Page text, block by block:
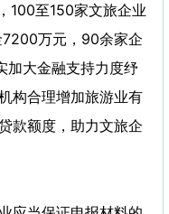
100至150家文旅企业
万元，90余家企
加大金融支持力度纾
构合理增加旅游业有
款额度，助力文旅企